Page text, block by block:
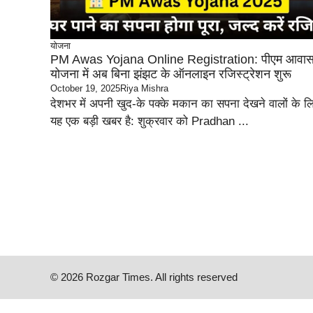
योजना
PM Awas Yojana Online Registration: पीएम
योजना में अब बिना झंझट के ऑनलाइन रजिस्ट्रेशन शुरू
October 19, 2025Riya Mishra
देशभर में अपनी खुद-के पक्के मकान का सपना देखने वालों के
यह एक बड़ी खबर है: शुक्रवार को Pradhan ...
© 2026 Rozgar Times. All rights reserved